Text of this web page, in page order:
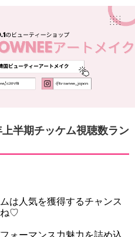
半期チッケム視聴数ラン
は人気を獲得するチャンス
ね♡